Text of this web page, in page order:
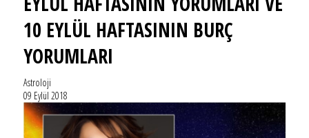
10 EYLÜL HAFTASININ BURÇ
YORUMLARI
Astroloji
09 Eylül 2018